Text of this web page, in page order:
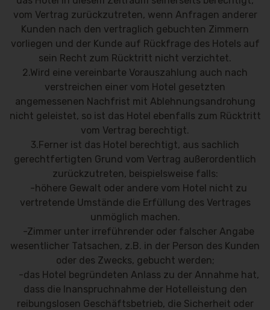
vom Vertrag zurückzutreten, wenn Anfragen anderer
Kunden nach den vertraglich gebuchten Zimmern
vorliegen und der Kunde auf Rückfrage des Hotels auf
sein Recht zum Rücktritt nicht verzichtet.
2.Wird eine vereinbarte Vorauszahlung auch nach
verstreichen einer vom Hotel gesetzten
angemessenen Nachfrist mit Ablehnungsandrohung
nicht geleistet, so ist das Hotel ebenfalls zum Rücktritt
vom Vertrag berechtigt.
3.Ferner ist das Hotel berechtigt, aus sachlich
gerechtfertigten Grund vom Vertrag außerordentlich
zurückzutreten, beispielsweise falls:
-höhere Gewalt oder andere vom Hotel nicht zu
vertretende Umstände die Erfüllung des Vertrages
unmöglich machen.
-Zimmer unter irreführender oder falscher Angabe
wesentlicher Tatsachen, z.B. in der Person des Kunden
oder des Zwecks, gebucht werden;
-das Hotel begründeten Anlass zu der Annahme hat,
dass die Inanspruchnahme der Hotelleistung den
reibungslosen Geschäftsbetrieb, die Sicherheit oder